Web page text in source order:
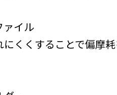
イル
くくすることで偏摩